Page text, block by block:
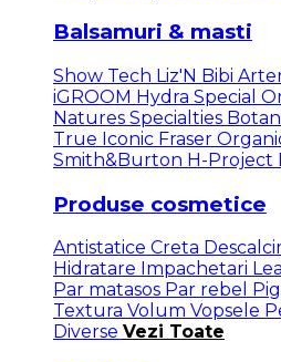
Balsamuri & masti
Show Tech Liz'N Bibi
iGROOM Hydra Special
Natures Specialties
True Iconic Fraser
Smith&Burton H-Project
Produse cosmetice
Antistatice Creta
Hidratare Impachetari
Par matasos Par rebel
Textura Volum Vopsele
Diverse Vezi Toate